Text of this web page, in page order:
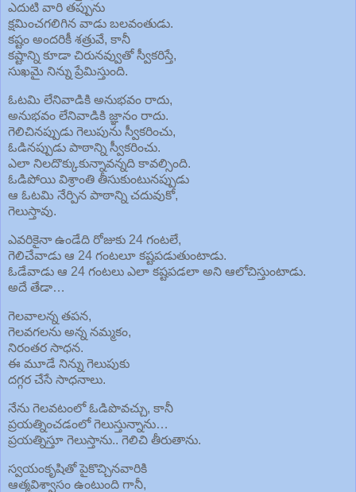
ఎదుటి వారి తప్పును
క్షమించగలిగిన వాడు బలవంతుడు.
కష్టం అందరికీ శత్రువే, కానీ
కష్టాన్ని కూడా చిరునవ్వుతో స్వీకరిస్తే,
సుఖమై నిన్ను ప్రేమిస్తుంది.
ఓటమి లేనివాడికి అనుభవం రాదు,
అనుభవం లేనివాడికి జ్ఞానం రాదు.
గెలిచినప్పుడు గెలుపును స్వీకరించు,
ఓడినప్పుడు పాఠాన్ని స్వీకరించు.
ఎలా నిలదొక్కుకున్నావన్నది కావల్సింది.
ఓడిపోయి విశ్రాంతి తీసుకుంటునప్పుడు
ఆ ఓటమి నేర్పిన పాఠాన్ని చదువుకో,
గెలుస్తావు.
ఎవరికైనా ఉండేది రోజుకు 24 గంటలే,
గెలిచేవాడు ఆ 24 గంటలూ కష్టపడుతుంటాడు.
ఓడేవాడు ఆ 24 గంటలు ఎలా కష్టపడలా అని ఆలోచిస్తుంటాడు.
అదే తేడా…
గెలవాలన్న తపన,
గెలవగలను అన్న నమ్మకం,
నిరంతర సాధన.
ఈ మూడే నిన్ను గెలుపుకు
దగ్గర చేసే సాధనాలు.
నేను గెలవటంలో ఓడిపొవచ్చు, కానీ
ప్రయత్నించడంలో గెలుస్తున్నాను…
ప్రయత్నిస్తూ గెలుస్తాను.. గెలిచి తీరుతాను.
స్వయంకృషితో పైకొచ్చినవారికి
ఆత్మవిశ్వాసం ఉంటుంది గానీ,